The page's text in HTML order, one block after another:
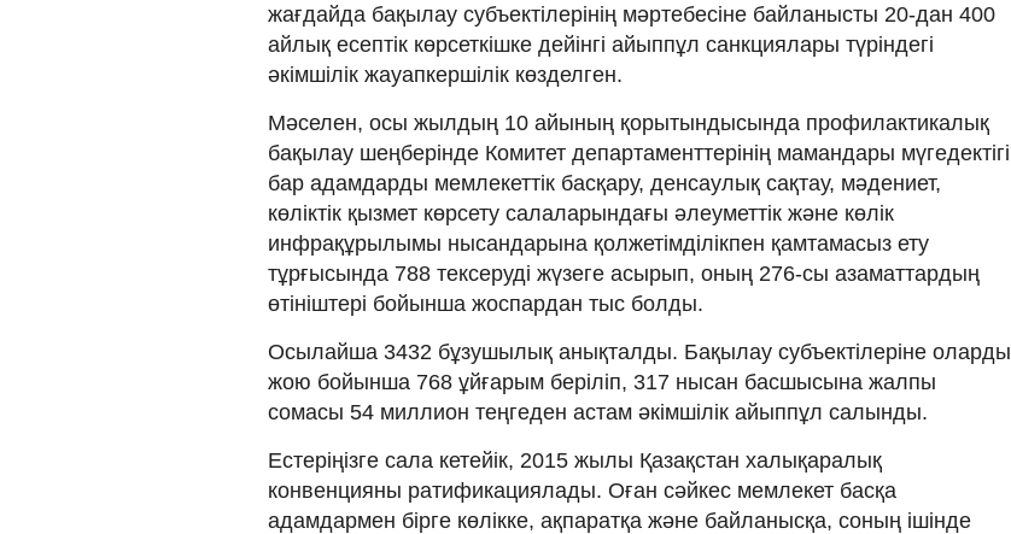
жағдайда бақылау субъектілерінің мәртебесіне байланысты 20-дан 400
айлық есептік көрсеткішке дейінгі айыппұл санкциялары түріндегі
әкімшілік жауапкершілік көзделген.
Мәселен, осы жылдың 10 айының қорытындысында профилактикалық
бақылау шеңберінде Комитет департаменттерінің мамандары мүгедектігі
бар адамдарды мемлекеттік басқару, денсаулық сақтау, мәдениет,
көліктік қызмет көрсету салаларындағы әлеуметтік және көлік
инфрақұрылымы нысандарына қолжетімділікпен қамтамасыз ету
тұрғысында 788 тексеруді жүзеге асырып, оның 276-сы азаматтардың
өтініштері бойынша жоспардан тыс болды.
Осылайша 3432 бұзушылық анықталды. Бақылау субъектілеріне оларды
жою бойынша 768 ұйғарым беріліп, 317 нысан басшысына жалпы
сомасы 54 миллион теңгеден астам әкімшілік айыппұл салынды.
Естеріңізге сала кетейік, 2015 жылы Қазақстан халықаралық
конвенцияны ратификациялады. Оған сәйкес мемлекет басқа
адамдармен бірге көлікке, ақпаратқа және байланысқа, соның ішінде